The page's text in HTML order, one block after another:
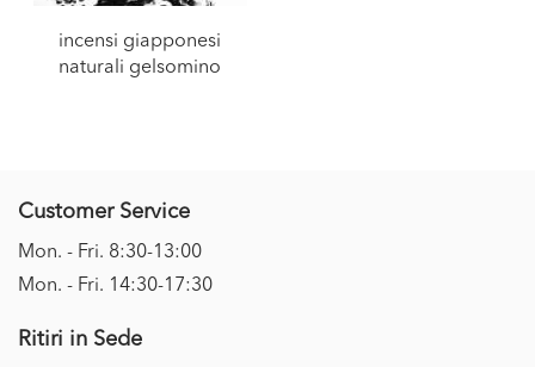
incensi giapponesi
naturali gelsomino
Customer Service
Mon. - Fri. 8:30-13:00
Mon. - Fri. 14:30-17:30
Ritiri in Sede